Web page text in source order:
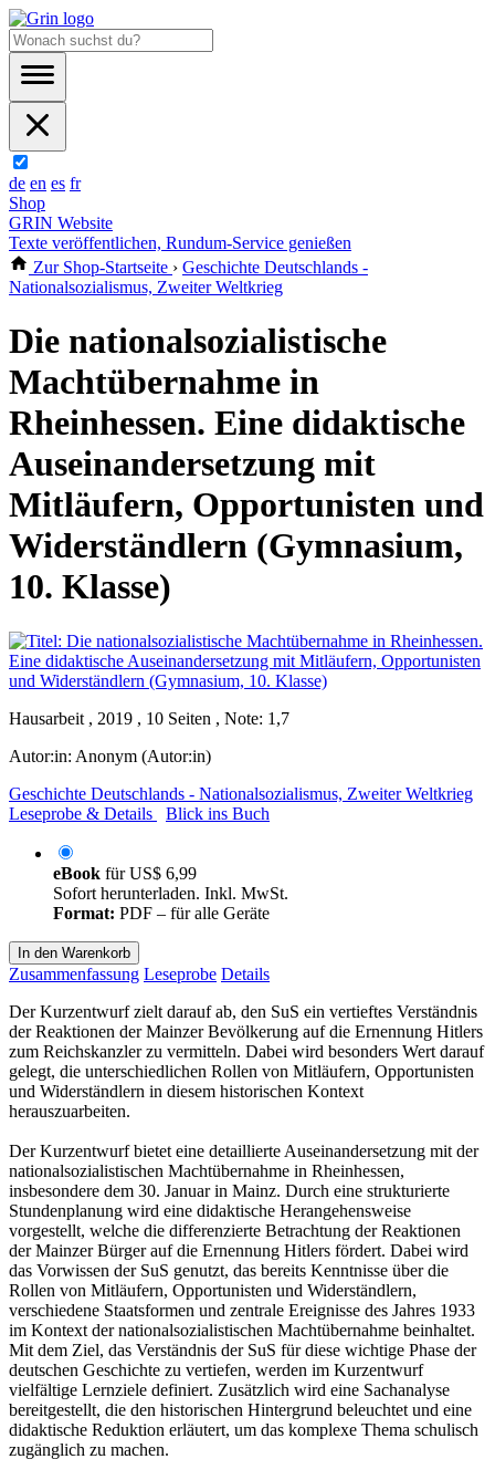
de en es fr
Shop
GRIN Website
Texte veröffentlichen, Rundum-Service genießen
Zur Shop-Startseite › Geschichte Deutschlands -
Nationalsozialismus, Zweiter Weltkrieg
Die nationalsozialistische
Machtübernahme in
Rheinhessen. Eine didaktische
Auseinandersetzung mit
Mitläufern, Opportunisten und
Widerständlern (Gymnasium,
10. Klasse)
Hausarbeit , 2019 , 10 Seiten , Note: 1,7
Autor:in: Anonym (Autor:in)
Geschichte Deutschlands - Nationalsozialismus, Zweiter Weltkrieg
Leseprobe & Details
Blick ins Buch
eBook fürUS$ 6,99
Sofort herunterladen. Inkl. MwSt.
Format: PDF – für alle Geräte
In den Warenkorb
Zusammenfassung Leseprobe Details
Der Kurzentwurf zielt darauf ab, den SuS ein vertieftes Verständnis
der Reaktionen der Mainzer Bevölkerung auf die Ernennung Hitlers
zum Reichskanzler zu vermitteln. Dabei wird besonders Wert darauf
gelegt, die unterschiedlichen Rollen von Mitläufern, Opportunisten
und Widerständlern in diesem historischen Kontext
herauszuarbeiten.
Der Kurzentwurf bietet eine detaillierte Auseinandersetzung mit der
nationalsozialistischen Machtübernahme in Rheinhessen,
insbesondere dem 30. Januar in Mainz. Durch eine strukturierte
Stundenplanung wird eine didaktische Herangehensweise
vorgestellt, welche die differenzierte Betrachtung der Reaktionen
der Mainzer Bürger auf die Ernennung Hitlers fördert. Dabei wird
das Vorwissen der SuS genutzt, das bereits Kenntnisse über die
Rollen von Mitläufern, Opportunisten und Widerständlern,
verschiedene Staatsformen und zentrale Ereignisse des Jahres 1933
im Kontext der nationalsozialistischen Machtübernahme beinhaltet.
Mit dem Ziel, das Verständnis der SuS für diese wichtige Phase der
deutschen Geschichte zu vertiefen, werden im Kurzentwurf
vielfältige Lernziele definiert. Zusätzlich wird eine Sachanalyse
bereitgestellt, die den historischen Hintergrund beleuchtet und eine
didaktische Reduktion erläutert, um das komplexe Thema schulisch
zugänglich zu machen.